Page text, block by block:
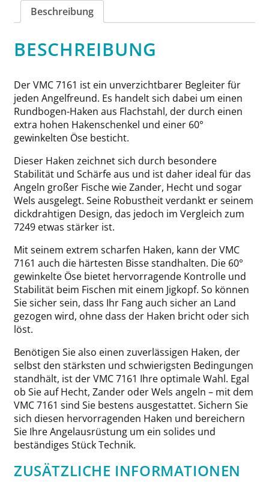
Beschreibung
BESCHREIBUNG
Der VMC 7161 ist ein unverzichtbarer Begleiter für
jeden Angelfreund. Es handelt sich dabei um einen
Rundbogen-Haken aus Flachstahl, der durch einen
extra hohen Hakenschenkel und einer 60°
gewinkelten Öse besticht.
Dieser Haken zeichnet sich durch besondere
Stabilität und Schärfe aus und ist daher ideal für das
Angeln großer Fische wie Zander, Hecht und sogar
Wels ausgelegt. Seine Robustheit verdankt er seinem
dickdrahtigen Design, das jedoch im Vergleich zum
7249 etwas stärker ist.
Mit seinem extrem scharfen Haken, kann der VMC
7161 auch die härtesten Bisse standhalten. Die 60°
gewinkelte Öse bietet hervorragende Kontrolle und
Stabilität beim Fischen mit einem Jigkopf. So können
Sie sicher sein, dass Ihr Fang auch sicher an Land
gezogen wird, ohne dass der Haken bricht oder sich
löst.
Benötigen Sie also einen zuverlässigen Haken, der
selbst den stärksten und schwierigsten Bedingungen
standhält, ist der VMC 7161 Ihre optimale Wahl. Egal
ob Sie auf Hecht, Zander oder Wels angeln – mit dem
VMC 7161 sind Sie bestens ausgestattet. Sichern Sie
sich diesen hervorragenden Haken und bereichern
Sie Ihre Angelausrüstung um ein solides und
beständiges Stück Technik.
ZUSÄTZLICHE INFORMATIONEN